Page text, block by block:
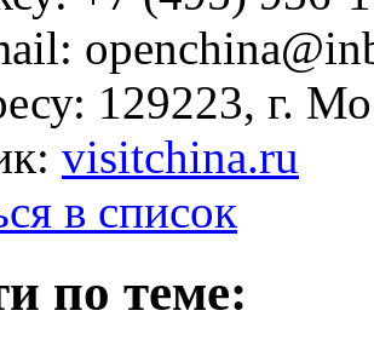
129223, г.
visitchina.ru
в список
по теме: